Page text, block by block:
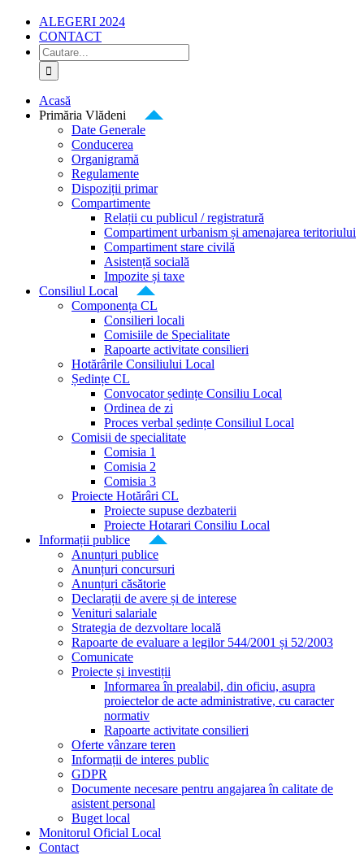
ALEGERI 2024
CONTACT
Cautare...
Acasă
Primăria Vlădeni
Date Generale
Conducerea
Organigramă
Regulamente
Dispoziții primar
Compartimente
Relații cu publicul / registratură
Compartiment urbanism și amenajarea teritoriului
Compartiment stare civilă
Asistență socială
Impozite și taxe
Consiliul Local
Componența CL
Consilieri locali
Comisiile de Specialitate
Rapoarte activitate consilieri
Hotărârile Consiliului Local
Ședințe CL
Convocator ședințe Consiliu Local
Ordinea de zi
Proces verbal ședințe Consiliul Local
Comisii de specialitate
Comisia 1
Comisia 2
Comisia 3
Proiecte Hotărâri CL
Proiecte supuse dezbaterii
Proiecte Hotarari Consiliu Local
Informații publice
Anunțuri publice
Anunțuri concursuri
Anunțuri căsătorie
Declarații de avere și de interese
Venituri salariale
Strategia de dezvoltare locală
Rapoarte de evaluare a legilor 544/2001 și 52/2003
Comunicate
Proiecte și investiții
Informarea în prealabil, din oficiu, asupra
proiectelor de acte administrative, cu caracter
normativ
Rapoarte activitate consilieri
Oferte vânzare teren
Informații de interes public
GDPR
Documente necesare pentru angajarea în calitate de
asistent personal
Buget local
Monitorul Oficial Local
Contact